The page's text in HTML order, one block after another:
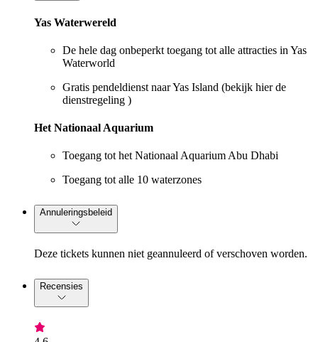
Yas Waterwereld
De hele dag onbeperkt toegang tot alle attracties in Yas
Waterworld
Gratis pendeldienst naar Yas Island (bekijk hier de
dienstregeling )
Het Nationaal Aquarium
Toegang tot het Nationaal Aquarium Abu Dhabi
Toegang tot alle 10 waterzones
Annuleringsbeleid
Deze tickets kunnen niet geannuleerd of verschoven worden.
Recensies